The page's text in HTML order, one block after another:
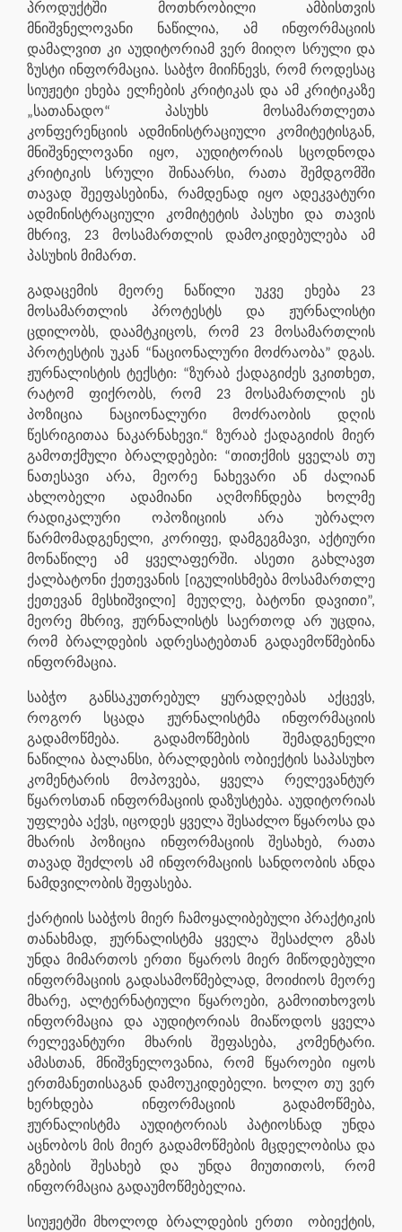
პროდუქტში მოთხრობილი ამბისთვის
მნიშვნელოვანი ნაწილია, ამ ინფორმაციის
დამალვით კი აუდიტორიამ ვერ მიიღო სრული და
ზუსტი ინფორმაცია. საბჭო მიიჩნევს, რომ როდესაც
სიუჟეტი ეხება ელჩების კრიტიკას და ამ კრიტიკაზე
„სათანადო“ პასუხს მოსამართლეთა
კონფერენციის ადმინისტრაციული კომიტეტისგან,
მნიშვნელოვანი იყო, აუდიტორიას სცოდნოდა
კრიტიკის სრული შინაარსი, რათა შემდგომში
თავად შეეფასებინა, რამდენად იყო ადეკვატური
ადმინისტრაციული კომიტეტის პასუხი და თავის
მხრივ, 23 მოსამართლისდამოკიდებულება ამ
პასუხის მიმართ.
გადაცემის მეორე ნაწილი უკვე ეხება 23
მოსამართლის პროტესტს და ჟურნალისტი
ცდილობს, დაამტკიცოს, რომ 23 მოსამართლის
პროტესტის უკან “ნაციონალური მოძრაობა” დგას.
ჟურნალისტის ტექსტი: “ზურაბ ქადაგიძეს ვკითხეთ,
რატომ ფიქრობს, რომ 23 მოსამართლის ეს
პოზიცია ნაციონალური მოძრაობის დღის
წესრიგითაა ნაკარნახევი.“ ზურაბ ქადაგიძის მიერ
გამოთქმული ბრალდებები: “თითქმის ყველას თუ
ნათესავი არა, მეორე ნახევარი ან ძალიან
ახლობელი ადამიანი აღმოჩნდება ხოლმე
რადიკალური ოპოზიციის არა უბრალო
წარმომადგენელი, კორიფე, დამგეგმავი, აქტიური
მონაწილე ამ ყველაფერში. ასეთი გახლავთ
ქალბატონი ქეთევანის [იგულისხმება მოსამართლე
ქეთევან მესხიშვილი] მეუღლე, ბატონი დავითი”,
მეორე მხრივ, ჟურნალისტს საერთოდ არ უცდია,
რომ ბრალდების ადრესატებთან გადაემოწმებინა
ინფორმაცია.
საბჭო განსაკუთრებულ ყურადღებას აქცევს,
როგორ სცადა ჟურნალისტმა ინფორმაციის
გადამოწმება. გადამოწმების შემადგენელი
ნაწილია ბალანსი, ბრალდების ობიექტის საპასუხო
კომენტარის მოპოვება, ყველა რელევანტურ
წყაროსთან ინფორმაციის დაზუსტება. აუდიტორიას
უფლება აქვს, იცოდეს ყველა შესაძლო წყაროსა და
მხარის პოზიცია ინფორმაციის შესახებ, რათა
თავად შეძლოს ამ ინფორმაციის სანდოობის ანდა
ნამდვილობის შეფასება.
ქარტიის საბჭოს მიერ ჩამოყალიბებული პრაქტიკის
თანახმად, ჟურნალისტმა ყველა შესაძლო გზას
უნდა მიმართოს ერთი წყაროს მიერ მიწოდებული
ინფორმაციის გადასამოწმებლად, მოიძიოს მეორე
მხარე, ალტერნატიული წყაროები, გამოითხოვოს
ინფორმაცია და აუდიტორიას მიაწოდოს ყველა
რელევანტური მხარის შეფასება, კომენტარი.
ამასთან, მნიშვნელოვანია, რომ წყაროები იყოს
ერთმანეთისაგან დამოუკიდებელი. ხოლო თუ ვერ
ხერხდება ინფორმაციის გადამოწმება,
ჟურნალისტმა აუდიტორიას პატიოსნად უნდა
აცნობოს მის მიერ გადამოწმების მცდელობისა და
გზების შესახებ და უნდა მიუთითოს, რომ
ინფორმაცია გადაუმოწმებელია.
სიუჟეტში მხოლოდ ბრალდების ერთი ობიექტის,